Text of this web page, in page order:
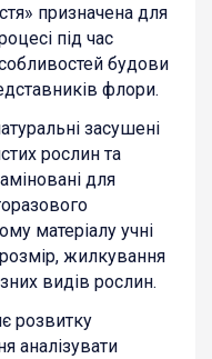
призначена для
під час
будови
флори.
засушені
рослин та
для
матеріалу учні
жилкування
видів рослин.
розвитку
аналізувати